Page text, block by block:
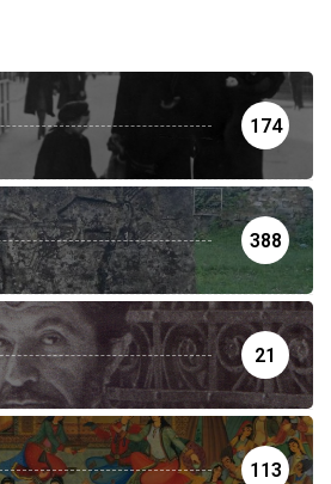
174
388
21
113